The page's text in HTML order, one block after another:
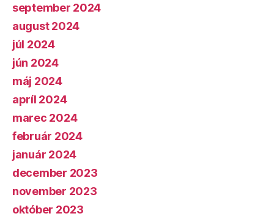
september 2024
august 2024
júl 2024
jún 2024
máj 2024
apríl 2024
marec 2024
február 2024
január 2024
december 2023
november 2023
október 2023